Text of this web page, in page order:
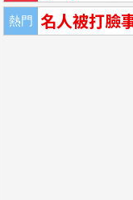
熱門 名人被打臉